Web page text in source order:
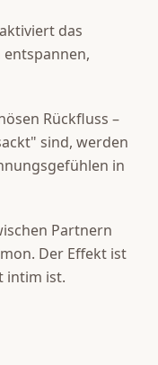
das
Rückfluss –
sind, werden
in
Partnern
Der Effekt ist
intim ist.